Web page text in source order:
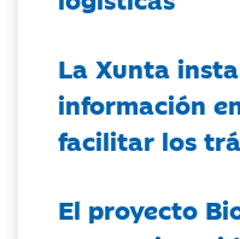
La Xunta
información
facilitar los
El proyecto